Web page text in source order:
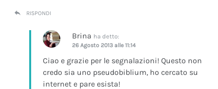
RISPONDI
Brina ha detto:
26 Agosto 2013 alle 11:14
Ciao e grazie per le segnalazioni! Questo non
credo sia uno pseudobiblium, ho cercato su
internet e pare esista!